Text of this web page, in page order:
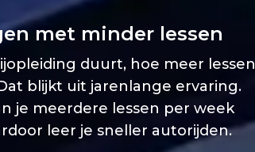
met minder lessen
duurt, hoe meer lessen
blijkt uit jarenlange ervaring.
je meerdere lessen per week
leer je sneller autorijden.